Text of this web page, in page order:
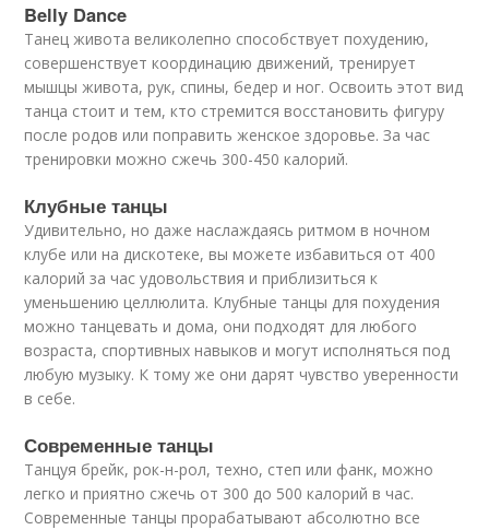
Belly Dance
Танец живота великолепно способствует похудению,
совершенствует координацию движений, тренирует
мышцы живота, рук, спины, бедер и ног. Освоить этот вид
танца стоит и тем, кто стремится восстановить фигуру
после родов или поправить женское здоровье. За час
тренировки можно сжечь 300-450 калорий.
Клубные танцы
Удивительно, но даже наслаждаясь ритмом в ночном
клубе или на дискотеке, вы можете избавиться от 400
калорий за час удовольствия и приблизиться к
уменьшению целлюлита. Клубные танцы для похудения
можно танцевать и дома, они подходят для любого
возраста, спортивных навыков и могут исполняться под
любую музыку. К тому же они дарят чувство уверенности
в себе.
Современные танцы
Танцуя брейк, рок-н-рол, техно, степ или фанк, можно
легко и приятно сжечь от 300 до 500 калорий в час.
Современные танцы прорабатывают абсолютно все